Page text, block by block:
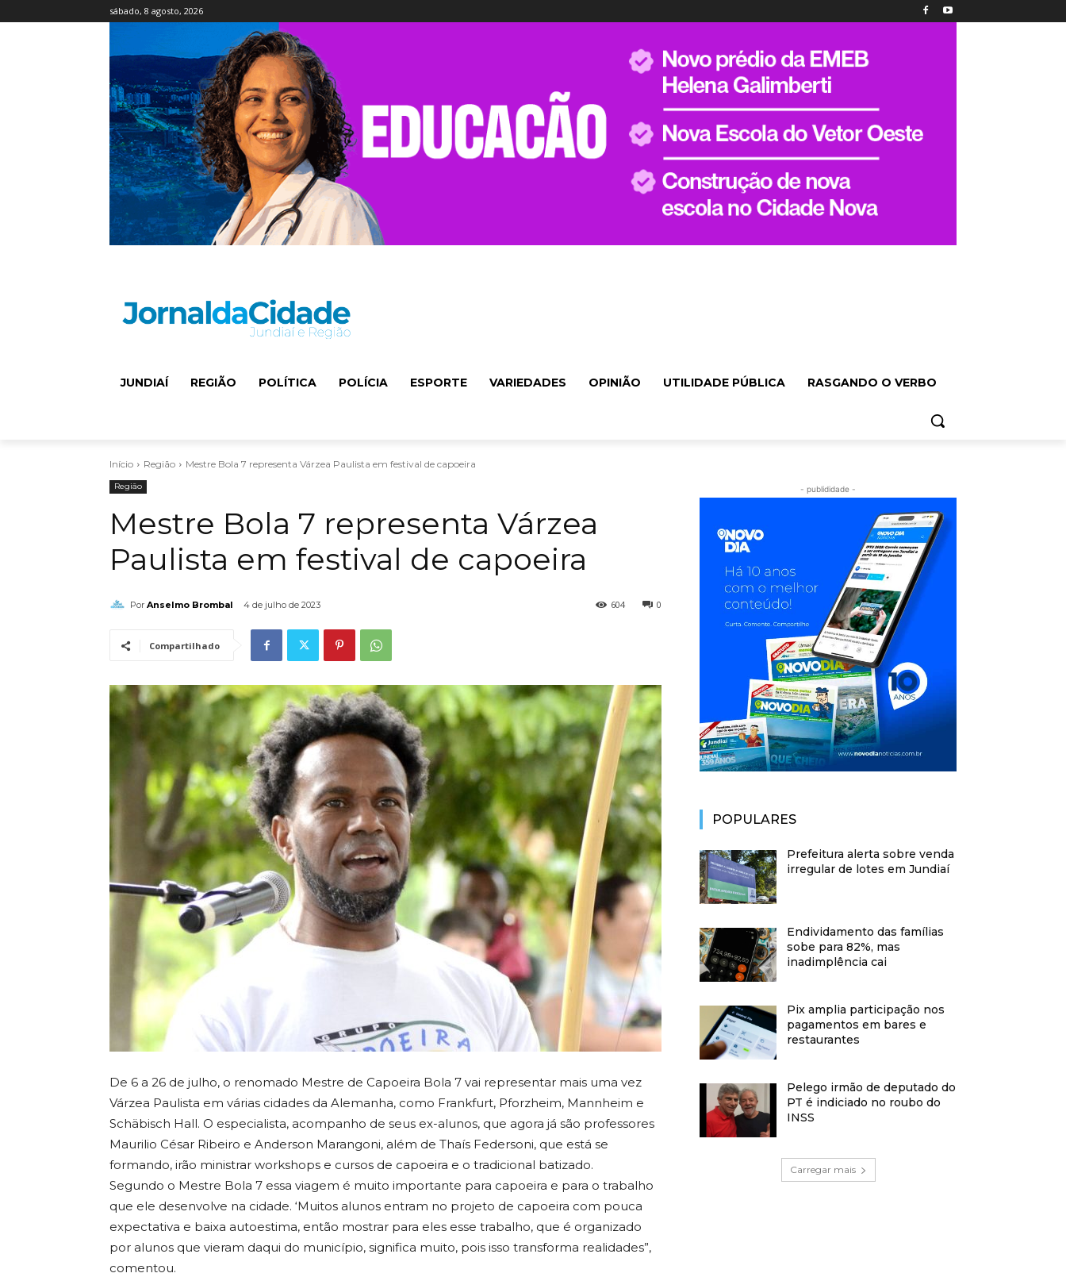
sábado, 8 agosto, 2026
JUNDIAÍ REGIÃO POLÍTICA POLÍCIA ESPORTE VARIEDADES OPINIÃO UTILIDADE PÚBLICA RASGANDO O VERBO
Início Região Mestre Bola 7 representa Várzea Paulista em festival de capoeira
Região
Mestre Bola 7 representa Várzea
Paulista em festival de capoeira
Por Anselmo Brombal 4 de julho de 2023 0
604
Compartilhado
De 6 a 26 de julho, o renomado Mestre de Capoeira Bola 7 vai representar mais uma vez
Várzea Paulista em várias cidades da Alemanha, como Frankfurt, Pforzheim, Mannheim e
Schäbisch Hall. O especialista, acompanho de seus ex-alunos, que agora já são professores
Maurilio César Ribeiro e Anderson Marangoni, além de Thaís Federsoni, que está se
formando, irão ministrar workshops e cursos de capoeira e o tradicional batizado.
Segundo o Mestre Bola 7 essa viagem é muito importante para capoeira e para o trabalho
que ele desenvolve na cidade. ‘Muitos alunos entram no projeto de capoeira com pouca
expectativa e baixa autoestima, então mostrar para eles esse trabalho, que é organizado
por alunos que vieram daqui do município, significa muito, pois isso transforma realidades”,
comentou.
- publididade -
POPULARES
Prefeitura alerta sobre venda
irregular de lotes em Jundiaí
Endividamento das famílias
sobe para 82%, mas
inadimplência cai
Pix amplia participação nos
pagamentos em bares e
restaurantes
Pelego irmão de deputado do
PT é indiciado no roubo do
INSS
Carregar mais